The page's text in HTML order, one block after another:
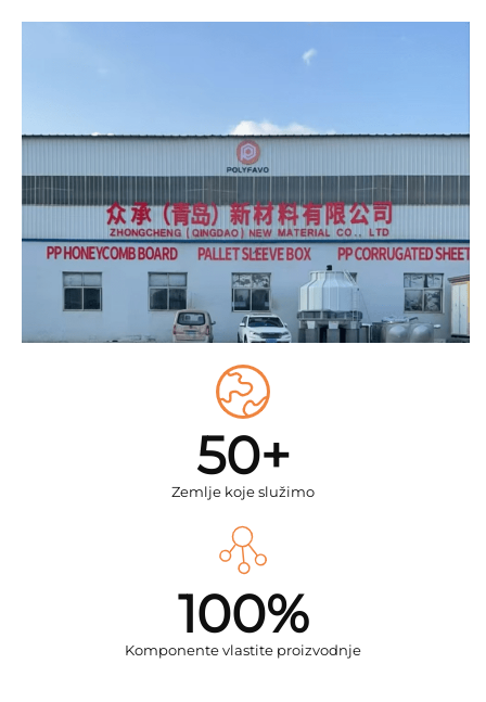
50+
Zemlje koje služimo
100%
Komponente vlastite proizvodnje